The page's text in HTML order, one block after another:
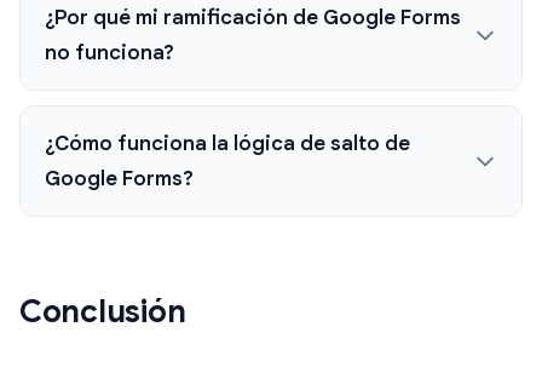
¿Por qué mi ramificación de Google Forms
no funciona?
¿Cómo funciona la lógica de salto de
Google Forms?
Conclusión